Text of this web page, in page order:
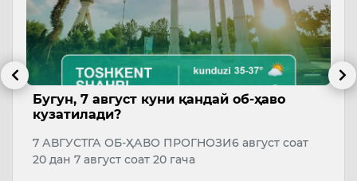
Бугун, 7 август куни қандай об-ҳаво
кузатилади?
7 АВГУСТГА ОБ-ҲАВО ПРОГНОЗИ6 август соат
20 дан 7 август соат 20 гача